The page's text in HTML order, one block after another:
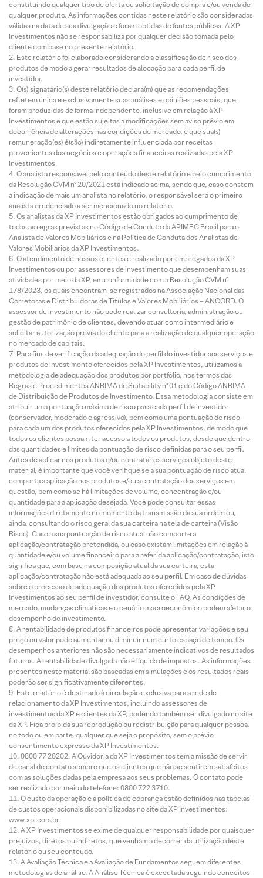
constituindo qualquer tipo de oferta ou solicitação de compra e/ou venda de
qualquer produto. As informações contidas neste relatório são consideradas
válidas na data de sua divulgação e foram obtidas de fontes públicas. A XP
Investimentos não se responsabiliza por qualquer decisão tomada pelo
cliente com base no presente relatório.
Este relatório foi elaborado considerando a classificação de risco dos
produtos de modo a gerar resultados de alocação para cada perfil de
investidor.
O(s) signatário(s) deste relatório declara(m) que as recomendações
refletem única e exclusivamente suas análises e opiniões pessoais, que
foram produzidas de forma independente, inclusive em relação à XP
Investimentos e que estão sujeitas a modificações sem aviso prévio em
decorrência de alterações nas condições de mercado, e que sua(s)
remuneração(es) é(são) indiretamente influenciada por receitas
provenientes dos negócios e operações financeiras realizadas pela XP
Investimentos.
O analista responsável pelo conteúdo deste relatório e pelo cumprimento
da Resolução CVM nº 20/2021 está indicado acima, sendo que, caso constem
a indicação de mais um analista no relatório, o responsável será o primeiro
analista credenciado a ser mencionado no relatório.
Os analistas da XP Investimentos estão obrigados ao cumprimento de
todas as regras previstas no Código de Conduta da APIMEC Brasil para o
Analista de Valores Mobiliários e na Política de Conduta dos Analistas de
Valores Mobiliários da XP Investimentos.
O atendimento de nossos clientes é realizado por empregados da XP
Investimentos ou por assessores de investimento que desempenham suas
atividades por meio da XP, em conformidade com a Resolução CVM nº
178/2023, os quais encontram-se registrados na Associação Nacional das
Corretoras e Distribuidoras de Títulos e Valores Mobiliários – ANCORD. O
assessor de investimento não pode realizar consultoria, administração ou
gestão de patrimônio de clientes, devendo atuar como intermediário e
solicitar autorização prévia do cliente para a realização de qualquer operação
no mercado de capitais.
Para fins de verificação da adequação do perfil do investidor aos serviços e
produtos de investimento oferecidos pela XP Investimentos, utilizamos a
metodologia de adequação dos produtos por portfólio, nos termos das
Regras e Procedimentos ANBIMA de Suitability nº 01 e do Código ANBIMA
de Distribuição de Produtos de Investimento. Essa metodologia consiste em
atribuir uma pontuação máxima de risco para cada perfil de investidor
(conservador, moderado e agressivo), bem como uma pontuação de risco
para cada um dos produtos oferecidos pela XP Investimentos, de modo que
todos os clientes possam ter acesso a todos os produtos, desde que dentro
das quantidades e limites da pontuação de risco definidas para o seu perfil.
Antes de aplicar nos produtos e/ou contratar os serviços objeto deste
material, é importante que você verifique se a sua pontuação de risco atual
comporta a aplicação nos produtos e/ou a contratação dos serviços em
questão, bem como se há limitações de volume, concentração e/ou
quantidade para a aplicação desejada. Você pode consultar essas
informações diretamente no momento da transmissão da sua ordem ou,
ainda, consultando o risco geral da sua carteira na tela de carteira (Visão
Risco). Caso a sua pontuação de risco atual não comporte a
aplicação/contratação pretendida, ou caso existam limitações em relação à
quantidade e/ou volume financeiro para a referida aplicação/contratação, isto
significa que, com base na composição atual da sua carteira, esta
aplicação/contratação não está adequada ao seu perfil. Em caso de dúvidas
sobre o processo de adequação dos produtos oferecidos pela XP
Investimentos ao seu perfil de investidor, consulte o FAQ. As condições de
mercado, mudanças climáticas e o cenário macroeconômico podem afetar o
desempenho do investimento.
A rentabilidade de produtos financeiros pode apresentar variações e seu
preço ou valor pode aumentar ou diminuir num curto espaço de tempo. Os
desempenhos anteriores não são necessariamente indicativos de resultados
futuros. A rentabilidade divulgada não é líquida de impostos. As informações
presentes neste material são baseadas em simulações e os resultados reais
poderão ser significativamente diferentes.
Este relatório é destinado à circulação exclusiva para a rede de
relacionamento da XP Investimentos, incluindo assessores de
investimentos da XP e clientes da XP, podendo também ser divulgado no site
da XP. Fica proibida sua reprodução ou redistribuição para qualquer pessoa,
no todo ou em parte, qualquer que seja o propósito, sem o prévio
consentimento expresso da XP Investimentos.
0800 77 20202. A Ouvidoria da XP Investimentos tem a missão de servir
de canal de contato sempre que os clientes que não se sentirem satisfeitos
com as soluções dadas pela empresa aos seus problemas. O contato pode
ser realizado por meio do telefone: 0800 722 3710.
O custo da operação e a política de cobrança estão definidos nas tabelas
de custos operacionais disponibilizadas no site da XP Investimentos:
www.xpi.com.br.
A XP Investimentos se exime de qualquer responsabilidade por quaisquer
prejuízos, diretos ou indiretos, que venham a decorrer da utilização deste
relatório ou seu conteúdo.
A Avaliação Técnica e a Avaliação de Fundamentos seguem diferentes
metodologias de análise. A Análise Técnica é executada seguindo conceitos